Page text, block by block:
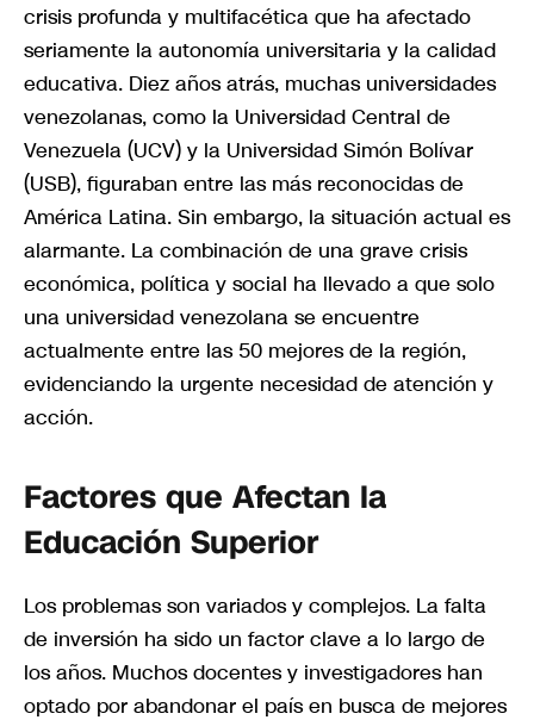
crisis profunda y multifacética que ha afectado
seriamente la autonomía universitaria y la calidad
educativa. Diez años atrás, muchas universidades
venezolanas, como la Universidad Central de
Venezuela (UCV) y la Universidad Simón Bolívar
(USB), figuraban entre las más reconocidas de
América Latina. Sin embargo, la situación actual es
alarmante. La combinación de una grave crisis
económica, política y social ha llevado a que solo
una universidad venezolana se encuentre
actualmente entre las 50 mejores de la región,
evidenciando la urgente necesidad de atención y
acción.
Factores que Afectan la
Educación Superior
Los problemas son variados y complejos. La falta
de inversión ha sido un factor clave a lo largo de
los años. Muchos docentes y investigadores han
optado por abandonar el país en busca de mejores